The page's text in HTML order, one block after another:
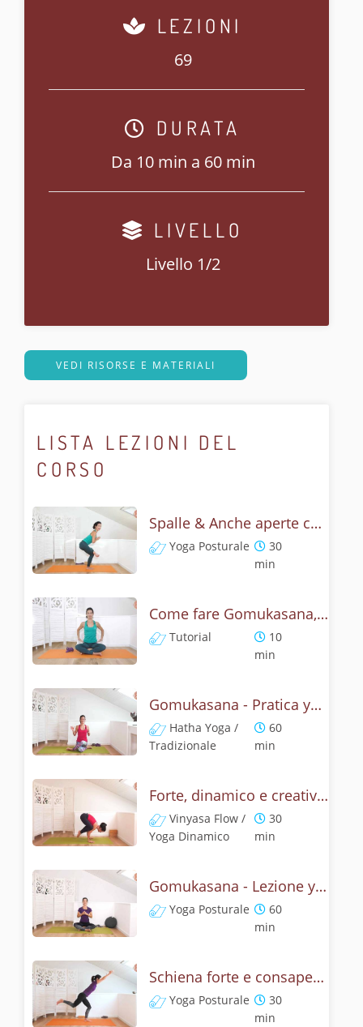
LEZIONI
69
DURATA
Da 10 min a 60 min
LIVELLO
Livello 1/2
VEDI RISORSE E MATERIALI
LISTA LEZIONI DEL
CORSO
Spalle & Anche aperte con Gomukasana - Flow lento e posturale
Yoga Posturale
30
min
Come fare Gomukasana, la posizione del muso della vacca? Tutorial
Tutorial
10
min
Gomukasana - Pratica yoga con l'anatomia del muso della vacca
Hatha Yoga /
Tradizionale
60
min
Forte, dinamico e creativo - Gomukasana vinyasa yoga
Vinyasa Flow /
Yoga Dinamico
30
min
Gomukasana - Lezione yoga con la storia del muso della vacca
Yoga Posturale
60
min
Schiena forte e consapevole con Bhujangasana, la posizione del cobra
Yoga Posturale
30
min